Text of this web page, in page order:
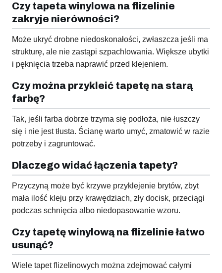
Czy tapeta winylowa na flizelinie
zakryje nierówności?
Może ukryć drobne niedoskonałości, zwłaszcza jeśli ma
strukturę, ale nie zastąpi szpachlowania. Większe ubytki
i pęknięcia trzeba naprawić przed klejeniem.
Czy można przykleić tapetę na starą
farbę?
Tak, jeśli farba dobrze trzyma się podłoża, nie łuszczy
się i nie jest tłusta. Ścianę warto umyć, zmatowić w razie
potrzeby i zagruntować.
Dlaczego widać łączenia tapety?
Przyczyną może być krzywe przyklejenie brytów, zbyt
mała ilość kleju przy krawędziach, zły docisk, przeciągi
podczas schnięcia albo niedopasowanie wzoru.
Czy tapetę winylową na flizelinie łatwo
usunąć?
Wiele tapet flizelinowych można zdejmować całymi